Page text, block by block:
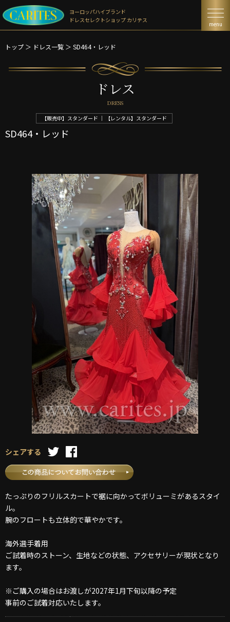
ヨーロッパハイブランド
ドレスセレクトショップ カリテス
menu
トップ ＞ ドレス一覧 ＞ SD464・レッド
ドレス
DRESS
【販売中】スタンダード ｜ 【レンタル】スタンダード
SD464・レッド
シェアする
たっぷりのフリルスカートで裾に向かってボリューミがあるスタイ
ル。
腕のフロートも立体的で華やかです。
海外選手着用
ご試着時のストーン、生地などの状態、アクセサリーが現状となり
ます。
※ご購入の場合はお渡しが2027年1月下旬以降の予定
事前のご試着対応いたします。